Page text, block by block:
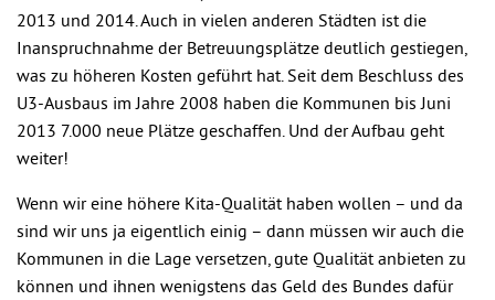
2013 und 2014. Auch in vielen anderen Städten ist die
Inanspruchnahme der Betreuungsplätze deutlich gestiegen,
was zu höheren Kosten geführt hat. Seit dem Beschluss des
U3-Ausbaus im Jahre 2008 haben die Kommunen bis Juni
2013 7.000 neue Plätze geschaffen. Und der Aufbau geht
weiter!
Wenn wir eine höhere Kita-Qualität haben wollen – und da
sind wir uns ja eigentlich einig – dann müssen wir auch die
Kommunen in die Lage versetzen, gute Qualität anbieten zu
können und ihnen wenigstens das Geld des Bundes dafür